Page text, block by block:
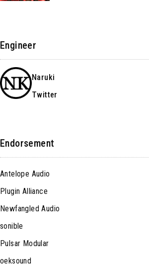
Engineer
Naruki
Twitter
Endorsement
Antelope Audio
Plugin Alliance
Newfangled Audio
sonible
Pulsar Modular
oeksound